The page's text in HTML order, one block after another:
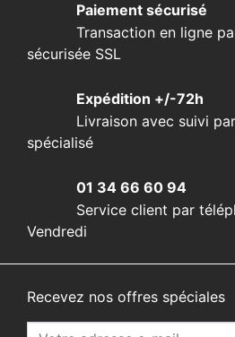
Paiement sécurisé
Transaction en ligne
sécurisée SSL
Expédition +/-72h
Livraison avec suivi
spécialisé
01 34 66 60 94
Service client par
Vendredi
Recevez nos offres spéciales